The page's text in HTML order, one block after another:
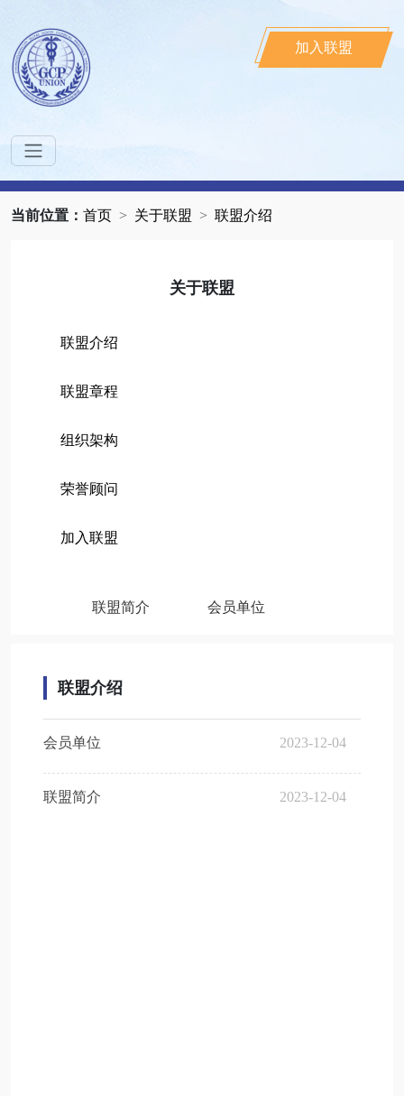
加入联盟
当前位置： 首页 关于联盟 联盟介绍
关于联盟
联盟介绍
联盟章程
组织架构
荣誉顾问
加入联盟
联盟简介 会员单位
联盟介绍
会员单位 2023-12-04
联盟简介 2023-12-04